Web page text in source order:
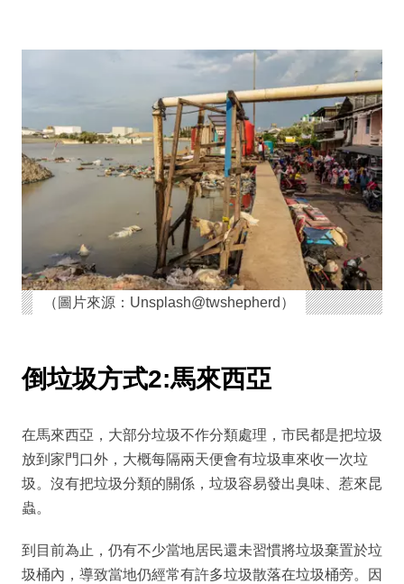
（圖片來源：Unsplash@twshepherd）
倒垃圾方式2:馬來西亞
在馬來西亞，大部分垃圾不作分類處理，市民都是把垃圾
放到家門口外，大概每隔兩天便會有垃圾車來收一次垃
圾。沒有把垃圾分類的關係，垃圾容易發出臭味、惹來昆
蟲。
到目前為止，仍有不少當地居民還未習慣將垃圾棄置於垃
圾桶內，導致當地仍經常有許多垃圾散落在垃圾桶旁。因